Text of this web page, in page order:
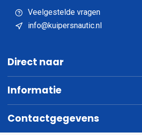
Veelgestelde vragen
info@kuipersnautic.nl
Direct naar
Informatie
Contactgegevens